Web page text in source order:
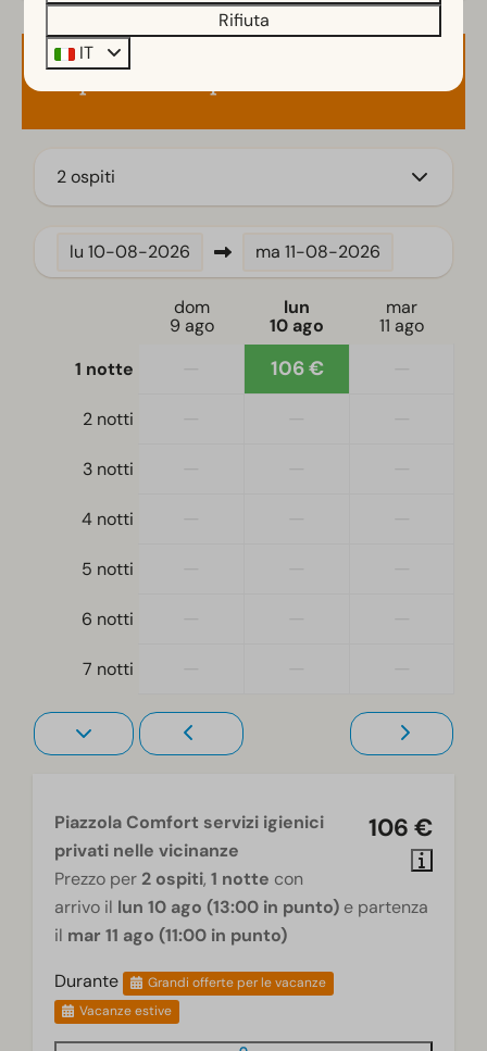
2 ospiti
lu 10-08-2026 ma 11-08-2026
dom
9 ago
lun
10 ago
mar
11 ago
1 notte
106 €
2 notti
3 notti
4 notti
5 notti
6 notti
7 notti
106 €
Piazzola Comfort servizi igienici
privati nelle vicinanze
Prezzo per 2 ospiti, 1 notte con
arrivo il lun 10 ago (13:00 in punto) e partenza
il mar 11 ago (11:00 in punto)
Durante
Grandi offerte per le vacanze
Vacanze estive
Rifiuta
IT